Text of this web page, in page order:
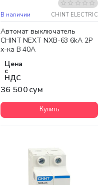
В наличии CHINT ELECTRIC
Автомат выключатель
CHINT NEXT NXB-63 6kA 2P
х-ка B 40A
Цена
с
НДС
36 500 сум
Купить